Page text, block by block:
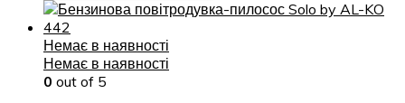
Немає в наявності
Немає в наявності
0 out of 5